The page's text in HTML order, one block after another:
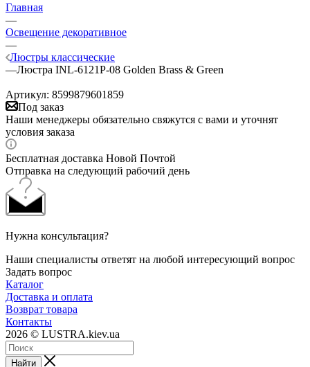
Главная
—
Освещение декоративное
—
Люстры классические
—Люстра INL-6121P-08 Golden Brass & Green
Артикул: 8599879601859
Под заказ
Наши менеджеры обязательно свяжутся с вами и уточнят
условия заказа
Бесплатная доставка Новой Почтой
Отправка на следующий рабочий день
Нужна консультация?
Наши специалисты ответят на любой интересующий вопрос
Задать вопрос
Каталог
Доставка и оплата
Возврат товара
Контакты
2026 © LUSTRA.kiev.ua
Найти